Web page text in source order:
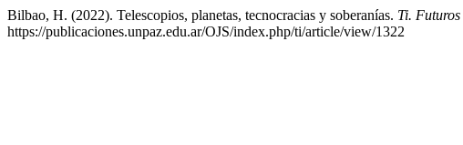
Bilbao, H. (2022). Telescopios, planetas, tecnocracias y soberanías. Ti.
https://publicaciones.unpaz.edu.ar/OJS/index.php/ti/article/view/1322